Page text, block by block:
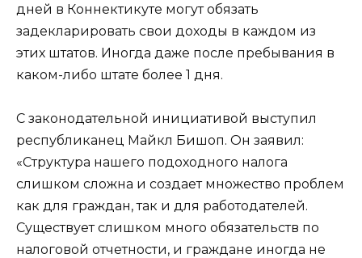
дней в Коннектикуте могут обязать
задекларировать свои доходы в каждом из
этих штатов. Иногда даже после пребывания в
каком-либо штате более 1 дня.
С законодательной инициативой выступил
республиканец Майкл Бишоп. Он заявил:
«Структура нашего подоходного налога
слишком сложна и создает множество проблем
как для граждан, так и для работодателей.
Существует слишком много обязательств по
налоговой отчетности, и граждане иногда не